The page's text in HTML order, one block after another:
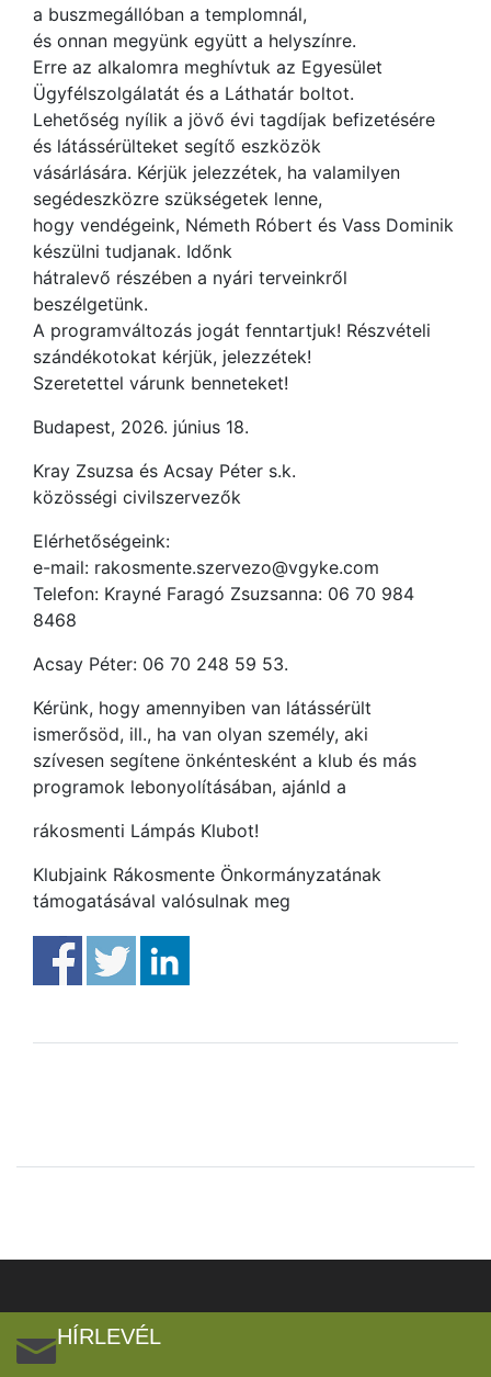
a buszmegállóban a templomnál,
és onnan megyünk együtt a helyszínre.
Erre az alkalomra meghívtuk az Egyesület
Ügyfélszolgálatát és a Láthatár boltot.
Lehetőség nyílik a jövő évi tagdíjak befizetésére
és látássérülteket segítő eszközök
vásárlására. Kérjük jelezzétek, ha valamilyen
segédeszközre szükségetek lenne,
hogy vendégeink, Németh Róbert és Vass Dominik
készülni tudjanak. Időnk
hátralevő részében a nyári terveinkről
beszélgetünk.
A programváltozás jogát fenntartjuk! Részvételi
szándékotokat kérjük, jelezzétek!
Szeretettel várunk benneteket!
Budapest, 2026. június 18.
Kray Zsuzsa és Acsay Péter s.k.
közösségi civilszervezők
Elérhetőségeink:
e-mail: rakosmente.szervezo@vgyke.com
Telefon: Krayné Faragó Zsuzsanna: 06 70 984
8468
Acsay Péter: 06 70 248 59 53.
Kérünk, hogy amennyiben van látássérült
ismerősöd, ill., ha van olyan személy, aki
szívesen segítene önkéntesként a klub és más
programok lebonyolításában, ajánld a
rákosmenti Lámpás Klubot!
Klubjaink Rákosmente Önkormányzatának
támogatásával valósulnak meg
HÍRLEVÉL